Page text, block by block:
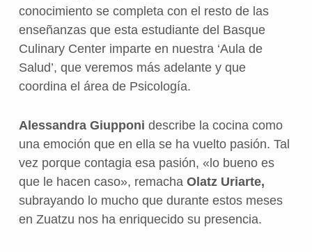
conocimiento se completa con el resto de las
enseñanzas que esta estudiante del Basque
Culinary Center imparte en nuestra ‘Aula de
Salud’, que veremos más adelante y que
coordina el área de Psicología.
Alessandra Giupponi describe la cocina como
una emoción que en ella se ha vuelto pasión. Tal
vez porque contagia esa pasión, «lo bueno es
que le hacen caso», remacha Olatz Uriarte,
subrayando lo mucho que durante estos meses
en Zuatzu nos ha enriquecido su presencia.